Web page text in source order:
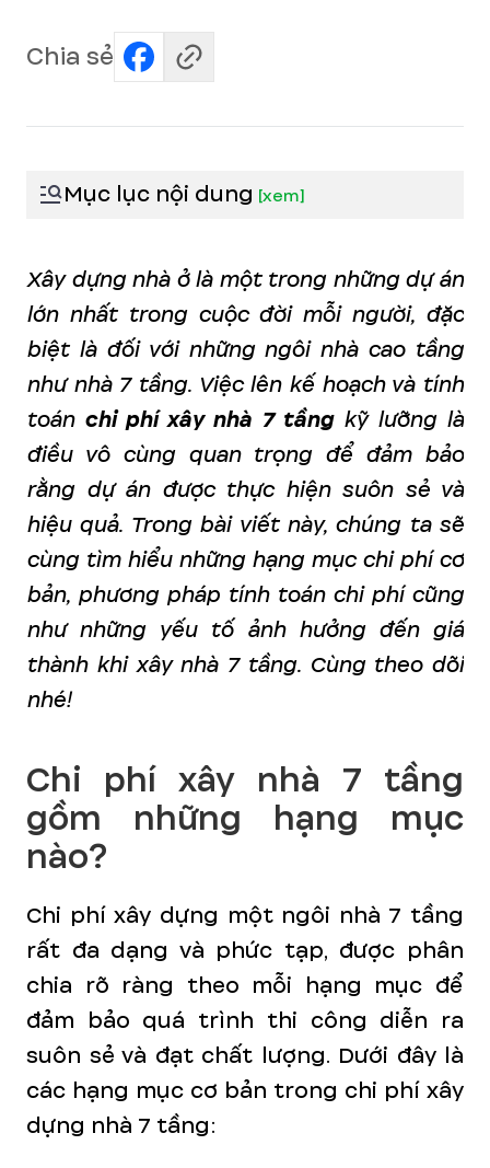
Chia sẻ
Mục lục nội dung [xem]
Xây dựng nhà ở là một trong những dự án
lớn nhất trong cuộc đời mỗi người, đặc
biệt là đối với những ngôi nhà cao tầng
như nhà 7 tầng. Việc lên kế hoạch và tính
toán chi phí xây nhà 7 tầngkỹ lưỡng là
điều vô cùng quan trọng để đảm bảo
rằng dự án được thực hiện suôn sẻ và
hiệu quả. Trong bài viết này, chúng ta sẽ
cùng tìm hiểu những hạng mục chi phí cơ
bản, phương pháp tính toán chi phí cũng
như những yếu tố ảnh hưởng đến giá
thành khi xây nhà 7 tầng. Cùng theo dõi
nhé!
Chi phí xây nhà 7 tầng
gồm những hạng mục
nào?
Chi phí xây dựng một ngôi nhà 7 tầng
rất đa dạng và phức tạp, được phân
chia rõ ràng theo mỗi hạng mục để
đảm bảo quá trình thi công diễn ra
suôn sẻ và đạt chất lượng. Dưới đây là
các hạng mục cơ bản trong chi phí xây
dựng nhà 7 tầng: